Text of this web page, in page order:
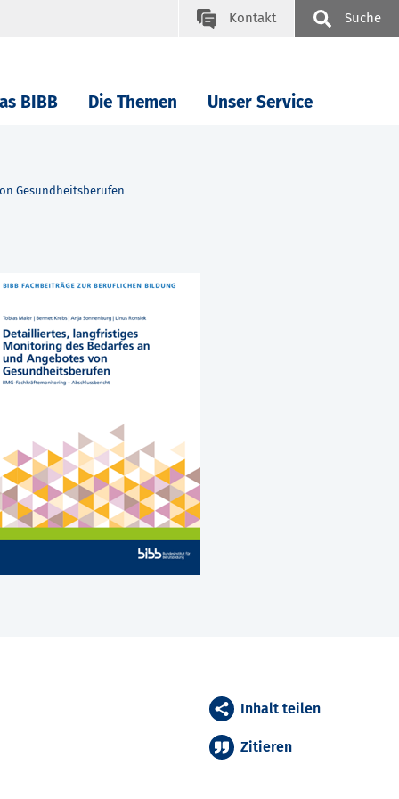
Kontakt Suche
BIBB Die Themen Unser Service
Gesundheitsberufen
Inhalt teilen
Zitieren